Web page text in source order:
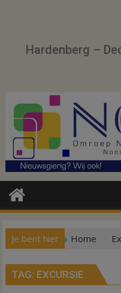
Hardenberg –
Je bent hier Home
TAG: EXCURSIE